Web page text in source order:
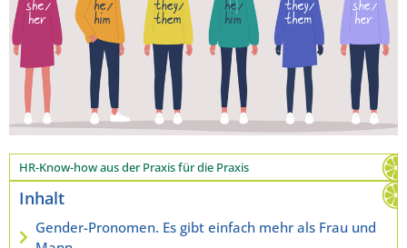
HR-Know-how aus der Praxis für die Praxis
Inhalt
Gender-Pronomen. Es gibt einfach mehr als Frau und